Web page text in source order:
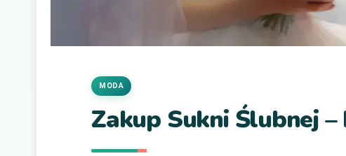
Zakup Sukni Ślubnej
MODA